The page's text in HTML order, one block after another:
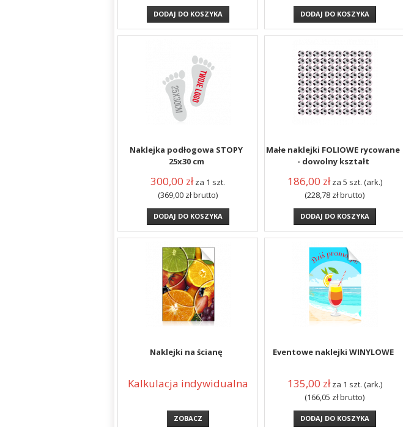
DODAJ DO KOSZYKA DODAJ DO KOSZYKA
Naklejka podłogowa STOPY
25x30 cm
300,00 złza 1 szt.
(369,00 złbrutto)
DODAJ DO KOSZYKA
Małe naklejki FOLIOWE rycowane
- dowolny kształt
186,00 złza 5 szt. (ark.)
(228,78 złbrutto)
DODAJ DO KOSZYKA
Naklejki na ścianę
Kalkulacja indywidualna
ZOBACZ
Eventowe naklejki WINYLOWE
135,00 złza 1 szt. (ark.)
(166,05 złbrutto)
DODAJ DO KOSZYKA